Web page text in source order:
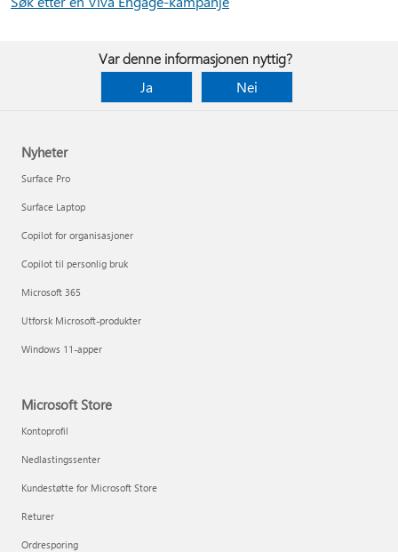
Var denne informasjonen nyttig?
Ja
Nei
Nyheter
Surface Pro
Surface Laptop
Copilot for organisasjoner
Copilot til personlig bruk
Microsoft 365
Utforsk Microsoft-produkter
Windows 11-apper
Microsoft Store
Kontoprofil
Nedlastingssenter
Kundestøtte for Microsoft Store
Returer
Ordresporing